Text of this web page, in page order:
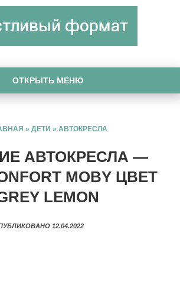
ОТКРЫТЬ МЕНЮ
» ДЕТИ » АВТОКРЕСЛА
АВТОКРЕСЛА —
MOBY ЦВЕТ
LEMON
12.04.2022